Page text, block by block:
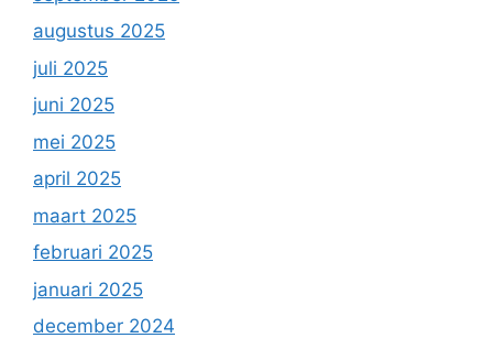
augustus 2025
juli 2025
juni 2025
mei 2025
april 2025
maart 2025
februari 2025
januari 2025
december 2024